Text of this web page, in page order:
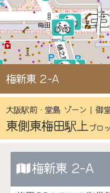
梅新東 2-A